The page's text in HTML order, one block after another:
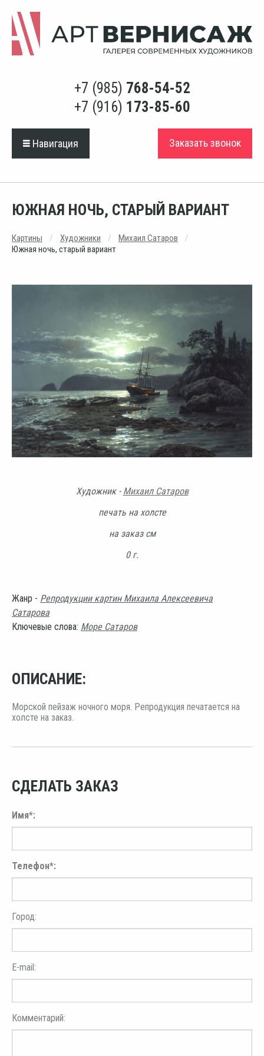
+7 (985) 768-54-52
+7 (916) 173-85-60
Навигация Заказать звонок
ЮЖНАЯ НОЧЬ, СТАРЫЙ ВАРИАНТ
Картины Художники
Михаил Сатаров
Южная ночь, старый вариант
Художник - Михаил Сатаров
печать на холсте
на заказ см
0 г.
Жанр - Репродукции картин Михаила Алексеевича
Сатарова
Ключевые слова: Море Сатаров
ОПИСАНИЕ:
Морской пейзаж ночного моря. Репродукция печатается на
холсте на заказ.
СДЕЛАТЬ ЗАКАЗ
Имя*:
Телефон*:
Город:
E-mail:
Комментарий: